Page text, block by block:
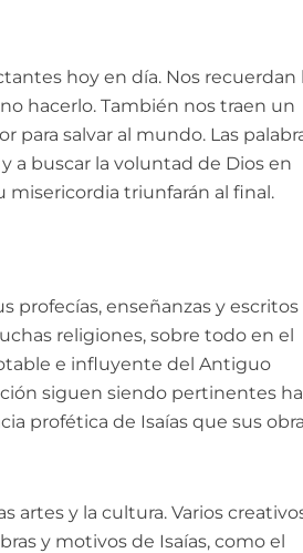
hoy en día. Nos recuerdan
hacerlo. También nos traen un
para salvar al mundo. Las
a buscar la voluntad de Dios en
misericordia triunfarán al final.
profecías, enseñanzas y escritos
religiones, sobre todo en el
e influyente del Antiguo
siguen siendo pertinentes
profética de Isaías que sus
artes y la cultura. Varios
y motivos de Isaías, como el